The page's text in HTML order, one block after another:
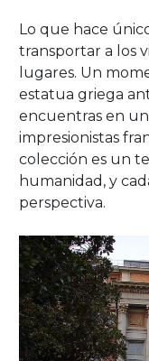
Lo que hace
transportar a los
lugares. Un
estatua griega
encuentras en
impresionistas
colección es un
humanidad, y
perspectiva.